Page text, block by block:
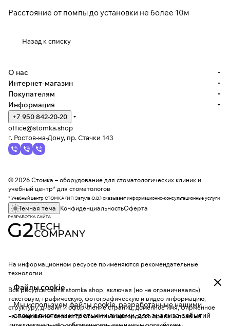
Расстояние от помпы до установки не более 10м
Назад к списку
Файлы cookie
Мы используем файлы cookie, разработанные нашими
специалистами и третьими лицами, для анализа событий
О нас
Интернет-магазин
Покупателям
Информация
+7 950 842-20-20
office@stomka.shop
г. Ростов-на-Дону, пр. Стачки 143
© 2026 Стомка – оборудование для стоматологических клиник и
учебный центр* для стоматологов
* Учебный центр СТОМКА (ИП Затула О.В.) оказывает информационно-консультационные услуги
Темная тема КонфиденциальностьОферта
На информационном ресурсе применяются рекомендательные
технологии.
Все ресурсы сайта stomka.shop, включая (но не ограничиваясь)
текстовую, графическую, фотографическую и видео информацию,
структуру, дизайн и оформление страниц, доменное имя, фирменное
наименование являются объектами авторского права и прав на